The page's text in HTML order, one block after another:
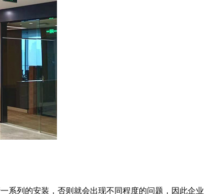
列的安装，否则就会出现不同程度的问题，因此企业